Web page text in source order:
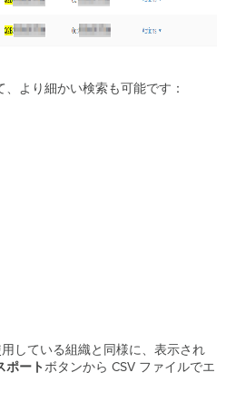
より細かい検索も可能です：
している組織と同様に、表示され
ポートボタンから CSV ファイルでエ